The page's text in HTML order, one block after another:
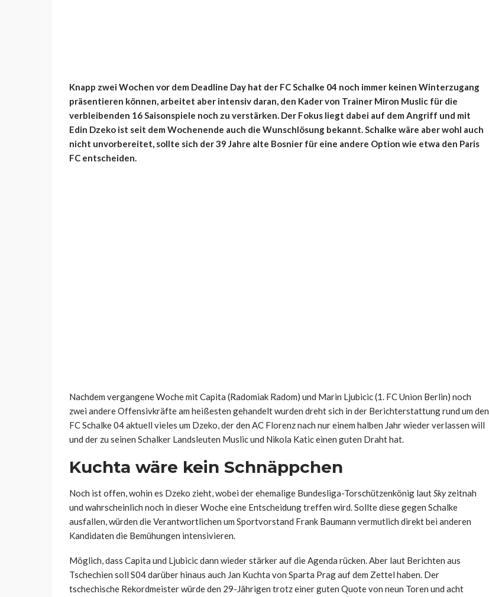
Knapp zwei Wochen vor dem Deadline Day hat der FC Schalke 04 noch immer keinen Winterzugang
präsentieren können, arbeitet aber intensiv daran, den Kader von Trainer Miron Muslic für die
verbleibenden 16 Saisonspiele noch zu verstärken. Der Fokus liegt dabei auf dem Angriff und mit
Edin Dzeko ist seit dem Wochenende auch die Wunschlösung bekannt. Schalke wäre aber wohl auch
nicht unvorbereitet, sollte sich der 39 Jahre alte Bosnier für eine andere Option wie etwa den Paris
FC entscheiden.
Nachdem vergangene Woche mit Capita (Radomiak Radom) und Marin Ljubicic (1. FC Union Berlin) noch
zwei andere Offensivkräfte am heißesten gehandelt wurden dreht sich in der Berichterstattung rund um den
FC Schalke 04 aktuell vieles um Dzeko, der den AC Florenz nach nur einem halben Jahr wieder verlassen will
und der zu seinen Schalker Landsleuten Muslic und Nikola Katic einen guten Draht hat.
Kuchta wäre kein Schnäppchen
Noch ist offen, wohin es Dzeko zieht, wobei der ehemalige Bundesliga-Torschützenkönig lautSkyzeitnah
und wahrscheinlich noch in dieser Woche eine Entscheidung treffen wird. Sollte diese gegen Schalke
ausfallen, würden die Verantwortlichen um Sportvorstand Frank Baumann vermutlich direkt bei anderen
Kandidaten die Bemühungen intensivieren.
Möglich, dass Capita und Ljubicic dann wieder stärker auf die Agenda rücken. Aber laut Berichten aus
Tschechien soll S04 darüber hinaus auch Jan Kuchta von Sparta Prag auf dem Zettel haben. Der
tschechische Rekordmeister würde den 29-Jährigen trotz einer guten Quote von neun Toren und acht